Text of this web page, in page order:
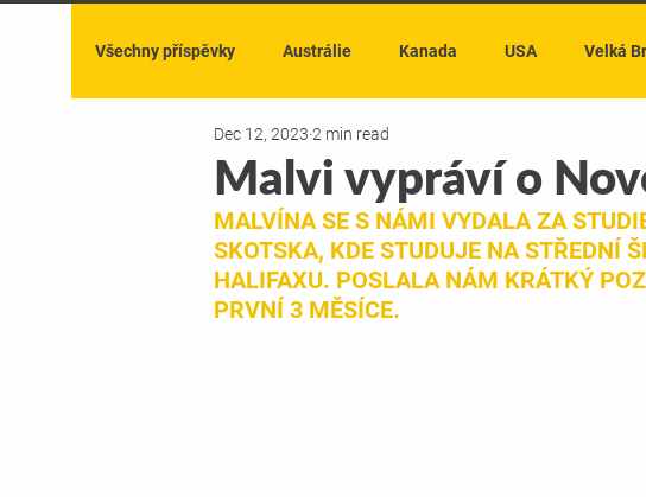
Všechny příspěvky Austrálie Kanada USA Velká
Malvi vypráví o
Dec 12, 2023 2 min read
MALVÍNA SE S NÁMI VYDALA ZA
SKOTSKA, KDE STUDUJE NA STŘEDNÍ
HALIFAXU. POSLALA NÁM KRÁTKÝ
PRVNÍ 3 MĚSÍCE.